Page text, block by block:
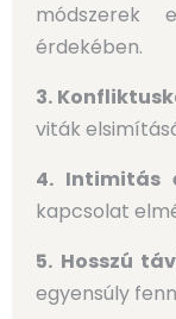
módszerek
érdekében.
3.
viták
4. Intimitás
kapcsolat
5. Hosszú
egyensúly